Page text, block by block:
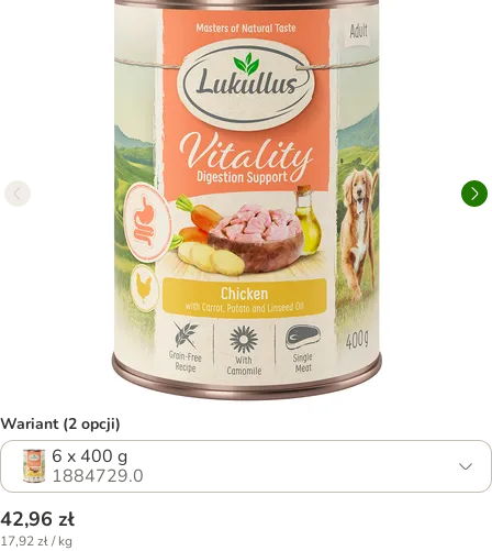
Wariant (2 opcji)
6 x 400 g
1884729.0
42,96 zł
17,92 zł / kg